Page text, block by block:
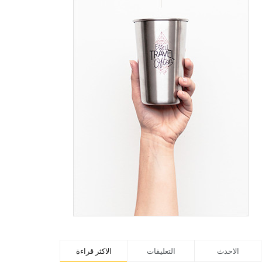
الاكثر قراءة التعليقات الاحدث